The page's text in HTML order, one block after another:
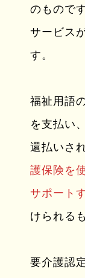
のもので
サービス
す。
福祉用語
を支払い
還払いさ
護保険を
サポート
けられる
要介護認